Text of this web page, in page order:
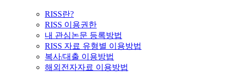
RISS란?
RISS 이용권한
내 관심논문 등록방법
RISS 자료 유형별 이용방법
복사/대출 이용방법
해외전자자료 이용방법